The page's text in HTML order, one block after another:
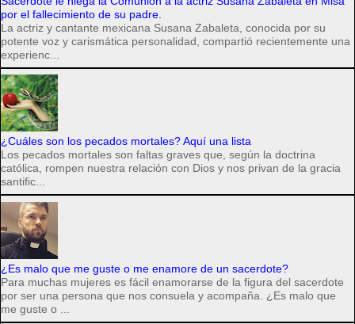
por el fallecimiento de su padre.
La actriz y cantante mexicana Susana Zabaleta, conocida por su
potente voz y carismática personalidad, compartió recientemente una
experienc...
¿Cuáles son los pecados mortales? Aquí una lista
Los pecados mortales son faltas graves que, según la doctrina
católica, rompen nuestra relación con Dios y nos privan de la gracia
santific...
¿Es malo que me guste o me enamore de un sacerdote?
Para muchas mujeres es fácil enamorarse de la figura del sacerdote
por ser una persona que nos consuela y acompaña. ¿Es malo que
me guste o ...